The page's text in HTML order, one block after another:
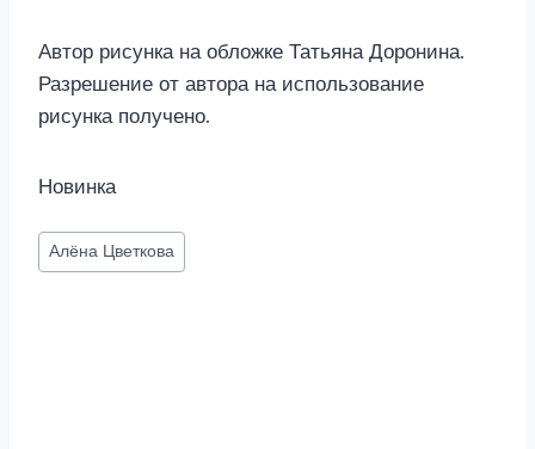
Автор рисунка на обложке Татьяна Доронина.
Разрешение от автора на использование
рисунка получено.
Новинка
Метки
записи:
Алёна Цветкова